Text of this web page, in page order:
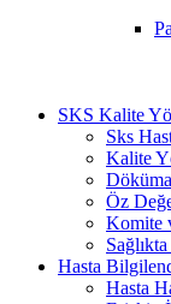
SKS Kalite
Sks
Kalite
Öz
Komite
Hasta
Hasta